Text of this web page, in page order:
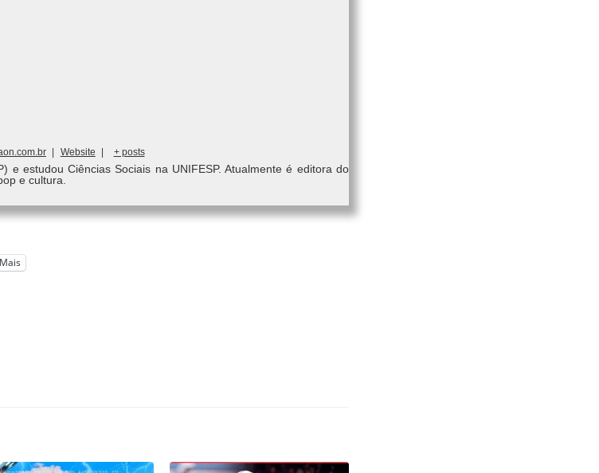
| Website | + posts
e estudou Ciências Sociais na UNIFESP. Atualmente é editora do
e cultura.
Mais